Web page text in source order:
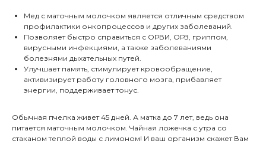
Мед с маточным молочком является отличным средством
профилактики онкопроцессов и других заболеваний.
Позволяет быстро справиться с ОРВИ, ОРЗ, гриппом,
вирусными инфекциями, а также заболеваниями
болезнями дыхательных путей.
Улучшает память, стимулирует кровообращение,
активизирует работу головного мозга, прибавляет
энергии, поддерживает тонус.
Обычная пчелка живет 45 дней. А матка до 7 лет, ведь она
питается маточным молочком. Чайная ложечка с утра со
стаканом теплой воды с лимоном! И ваш организм скажет Вам